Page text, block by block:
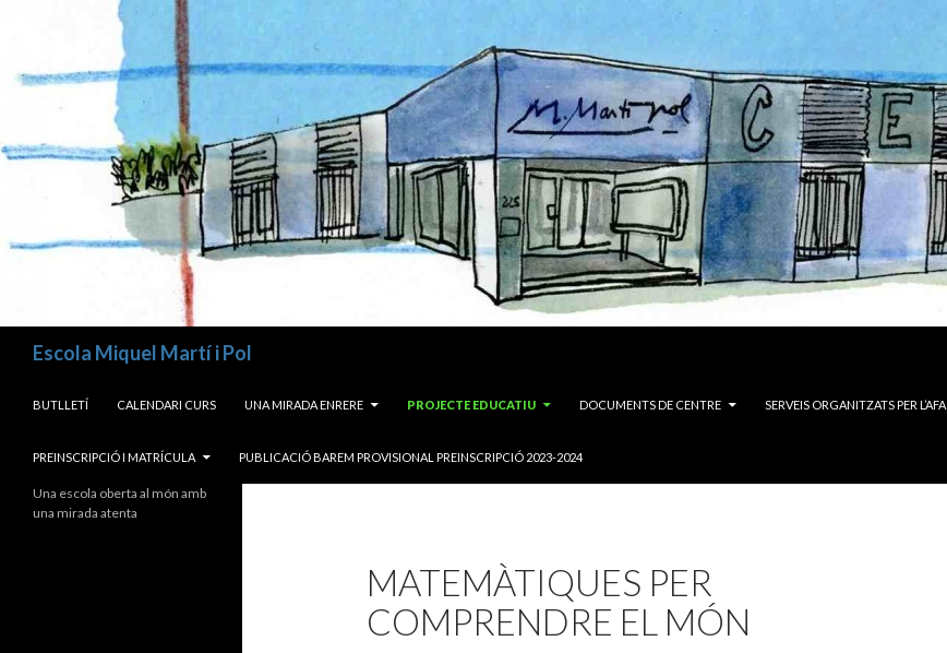
Escola Miquel Martí i Pol
BUTLLETÍ
CALENDARI CURS UNA MIRADA ENRERE PROJECTE EDUCATIU DOCUMENTS DE CENTRE SERVEIS ORGANITZATS PER L’AFA
PREINSCRIPCIÓ I MATRÍCULA PUBLICACIÓ BAREM PROVISIONAL PREINSCRIPCIÓ 2023-2024
MATEMÀTIQUES PER
COMPRENDRE EL MÓN
Una escola oberta al món amb
una mirada atenta